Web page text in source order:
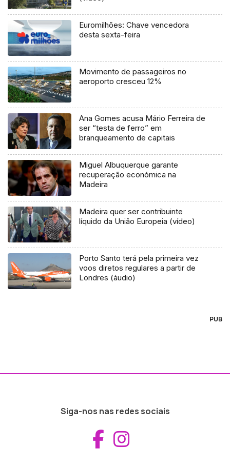
Euromilhões: Chave vencedora
desta sexta-feira
Movimento de passageiros no
aeroporto cresceu 12%
Ana Gomes acusa Mário Ferreira de
ser “testa de ferro” em
branqueamento de capitais
Miguel Albuquerque garante
recuperação económica na
Madeira
Madeira quer ser contribuinte
líquido da União Europeia (vídeo)
Porto Santo terá pela primeira vez
voos diretos regulares a partir de
Londres (áudio)
PUB
Siga-nos nas redes sociais
Aceder ao